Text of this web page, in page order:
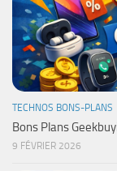
TECHNOS BONS-PLANS
Bons Plans
9 FÉVRIER 2026